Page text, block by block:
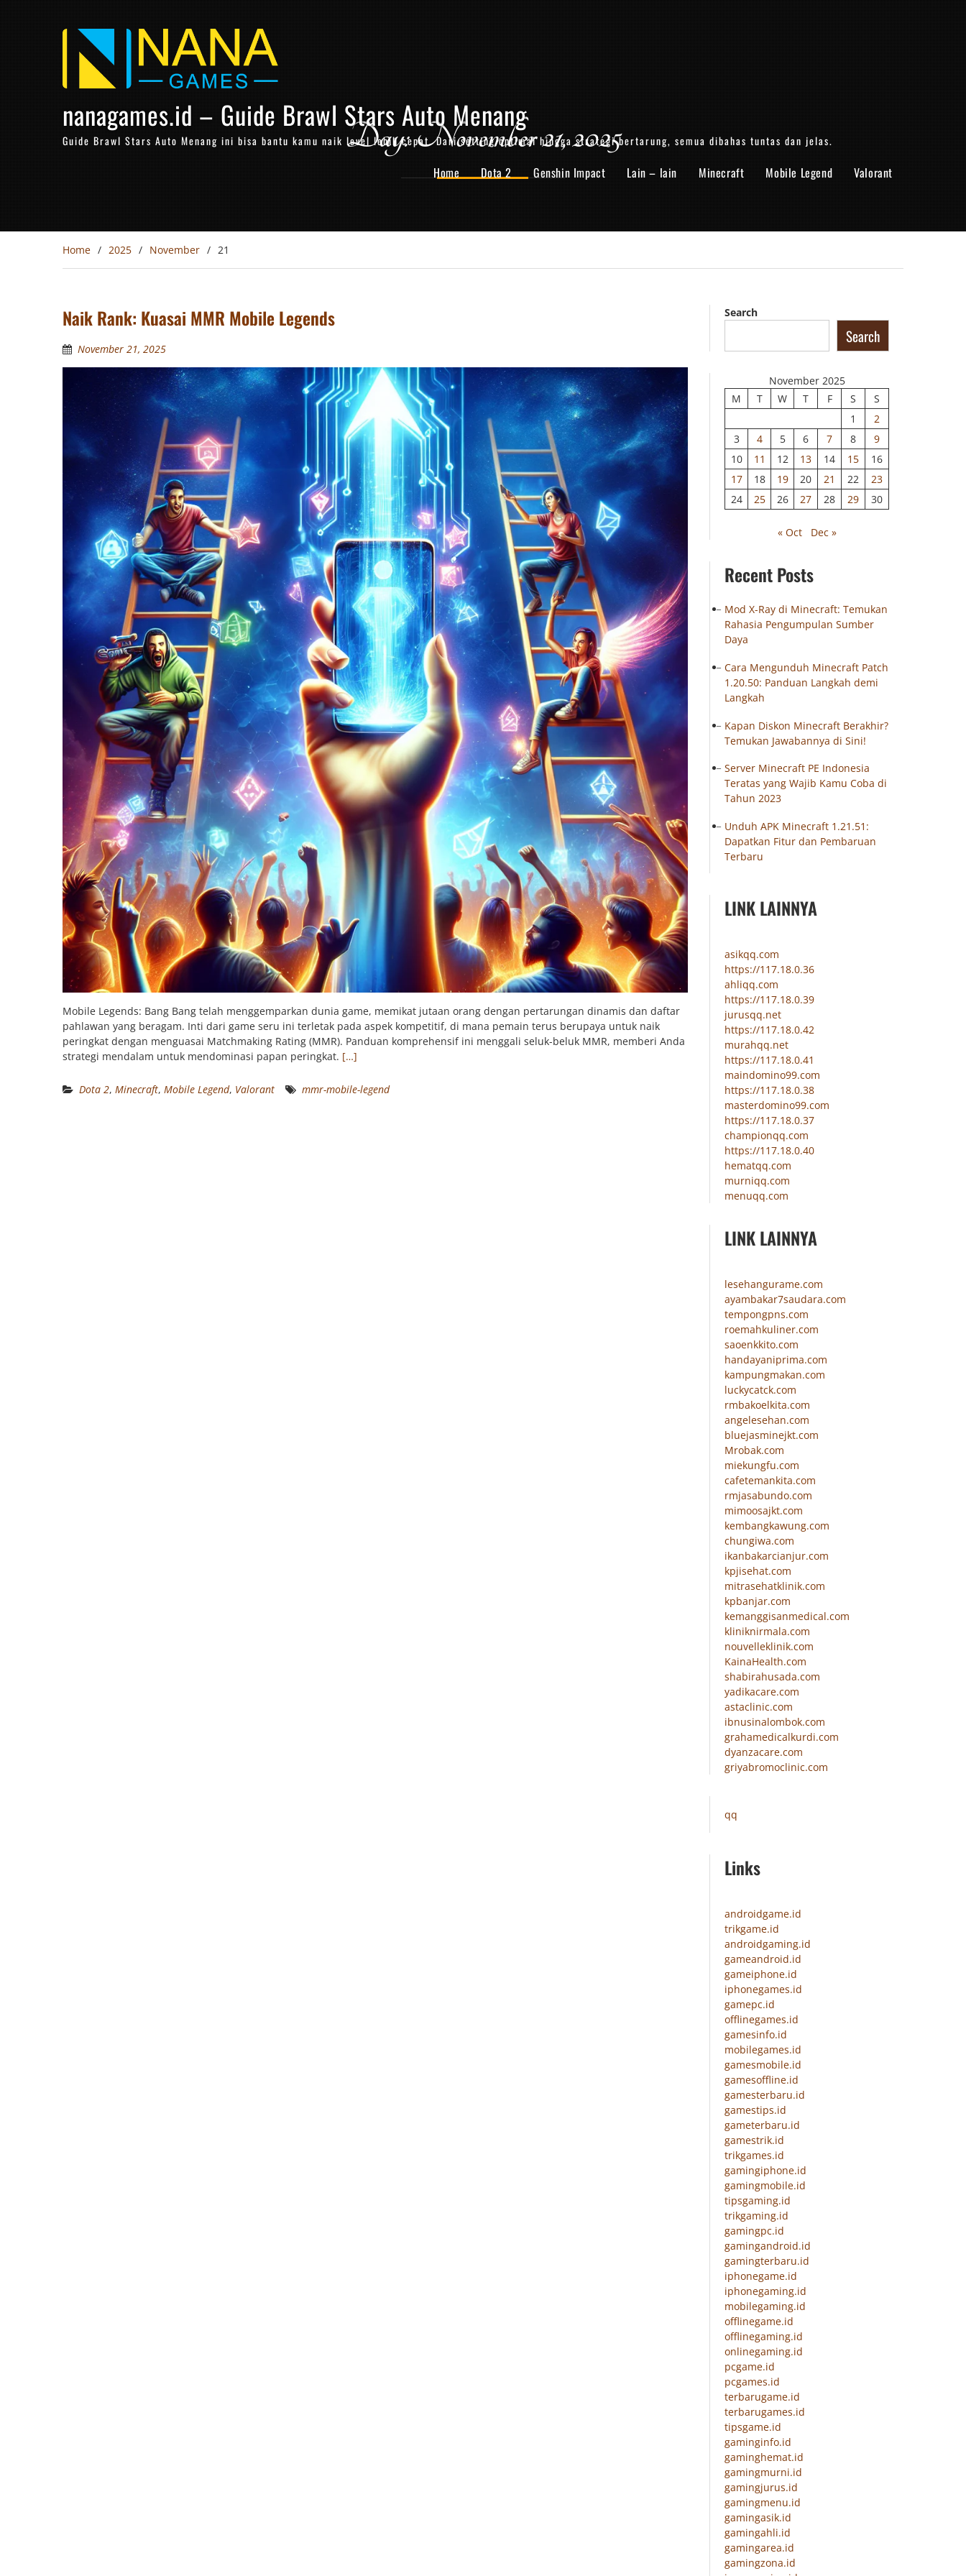
nanagames.id – Guide Brawl Stars Auto Menang
Guide Brawl Stars Auto Menang ini bisa bantu kamu naik level lebih cepat. Dari setting optimal hingga strategi bertarung, semua dibahas tuntas dan jelas.
Home Dota 2 Genshin Impact Lain – lain Minecraft Mobile Legend Valorant
Day: November 21, 2025
Home 2025 November 21
Naik Rank: Kuasai MMR Mobile Legends
November 21, 2025
Mobile Legends: Bang Bang telah menggemparkan dunia game, memikat jutaan orang dengan pertarungan dinamis dan daftar
pahlawan yang beragam. Inti dari game seru ini terletak pada aspek kompetitif, di mana pemain terus berupaya untuk naik
peringkat dengan menguasai Matchmaking Rating (MMR). Panduan komprehensif ini menggali seluk-beluk MMR, memberi Anda
strategi mendalam untuk mendominasi papan peringkat. […]
Dota 2, Minecraft, Mobile Legend, Valorant mmr-mobile-legend
Search
Search
November 2025
M
T W T F S
S
1
2
3
4 5 6 7 8
9
10
11 12 13 14 15
16
17
18 19 20 21 22
23
24
25 26 27 28 29 30
« Oct Dec »
Recent Posts
Mod X-Ray di Minecraft: Temukan
Rahasia Pengumpulan Sumber
Daya
Cara Mengunduh Minecraft Patch
1.20.50: Panduan Langkah demi
Langkah
Kapan Diskon Minecraft Berakhir?
Temukan Jawabannya di Sini!
Server Minecraft PE Indonesia
Teratas yang Wajib Kamu Coba di
Tahun 2023
Unduh APK Minecraft 1.21.51:
Dapatkan Fitur dan Pembaruan
Terbaru
LINK LAINNYA
asikqq.com
https://117.18.0.36
ahliqq.com
https://117.18.0.39
jurusqq.net
https://117.18.0.42
murahqq.net
https://117.18.0.41
maindomino99.com
https://117.18.0.38
masterdomino99.com
https://117.18.0.37
championqq.com
https://117.18.0.40
hematqq.com
murniqq.com
menuqq.com
LINK LAINNYA
lesehangurame.com
ayambakar7saudara.com
tempongpns.com
roemahkuliner.com
saoenkkito.com
handayaniprima.com
kampungmakan.com
luckycatck.com
rmbakoelkita.com
angelesehan.com
bluejasminejkt.com
Mrobak.com
miekungfu.com
cafetemankita.com
rmjasabundo.com
mimoosajkt.com
kembangkawung.com
chungiwa.com
ikanbakarcianjur.com
kpjisehat.com
mitrasehatklinik.com
kpbanjar.com
kemanggisanmedical.com
kliniknirmala.com
nouvelleklinik.com
KainaHealth.com
shabirahusada.com
yadikacare.com
astaclinic.com
ibnusinalombok.com
grahamedicalkurdi.com
dyanzacare.com
griyabromoclinic.com
qq
Links
androidgame.id
trikgame.id
androidgaming.id
gameandroid.id
gameiphone.id
iphonegames.id
gamepc.id
offlinegames.id
gamesinfo.id
mobilegames.id
gamesmobile.id
gamesoffline.id
gamesterbaru.id
gamestips.id
gameterbaru.id
gamestrik.id
trikgames.id
gamingiphone.id
gamingmobile.id
tipsgaming.id
trikgaming.id
gamingpc.id
gamingandroid.id
gamingterbaru.id
iphonegame.id
iphonegaming.id
mobilegaming.id
offlinegame.id
offlinegaming.id
onlinegaming.id
pcgame.id
pcgames.id
terbarugame.id
terbarugames.id
tipsgame.id
gaminginfo.id
gaminghemat.id
gamingmurni.id
gamingjurus.id
gamingmenu.id
gamingasik.id
gamingahli.id
gamingarea.id
gamingzona.id